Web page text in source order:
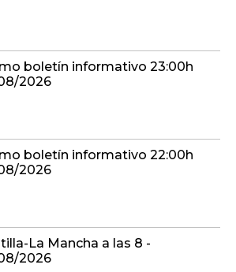
boletín informativo 23:00h
2026
boletín informativo 22:00h
2026
La Mancha a las 8 -
2026